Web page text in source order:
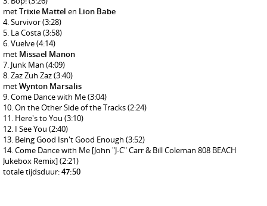
metTrixie Mattel en Lion Babe
Survivor(3:28)
La Costa(3:58)
Vuelve(4:14)
met Missael Manon
Junk Man (4:09)
Zaz Zuh Zaz(3:40)
metWynton Marsalis
Come Dance with Me(3:04)
On the Other Side of the Tracks(2:24)
Here's to You (3:10)
I See You (2:40)
Being Good Isn't Good Enough (3:52)
Come Dance with Me [John "J-C" Carr & Bill Coleman 808 BEACH
Jukebox Remix](2:21)
totale tijdsduur:47:50